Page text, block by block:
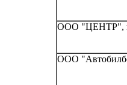
ООО "ЦЕНТР", г.
ООО